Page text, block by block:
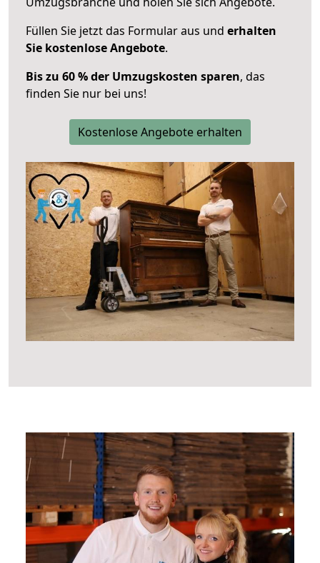
Füllen Sie jetzt das Formular aus und erhalten
Sie kostenlose Angebote.
Bis zu 60 % der Umzugskosten sparen, das
finden Sie nur bei uns!
Kostenlose Angebote erhalten